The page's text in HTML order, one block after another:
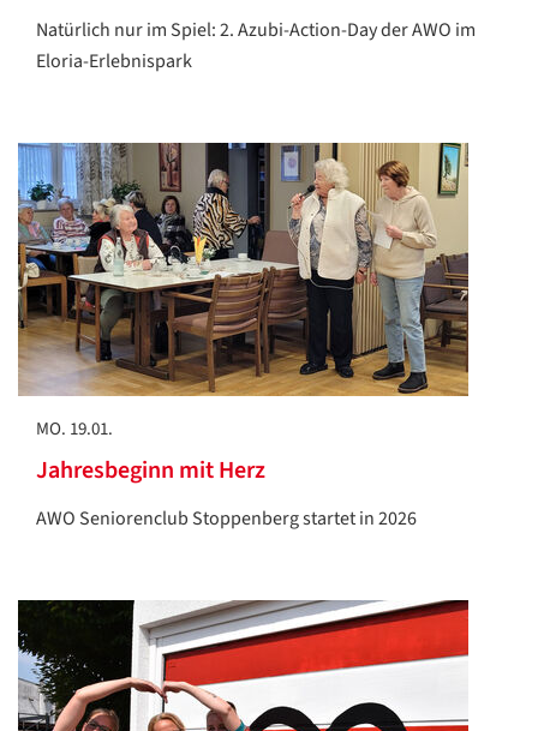
Natürlich nur im Spiel: 2. Azubi-Action-Day der AWO im
Eloria-Erlebnispark
MO. 19.01.
Jahresbeginn mit Herz
AWO Seniorenclub Stoppenberg startet in 2026